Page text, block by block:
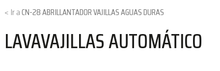
CN-28 ABRILLANTADOR VAJILLAS AGUAS DURAS
LAVAVAJILLAS AUTOMÁTICO